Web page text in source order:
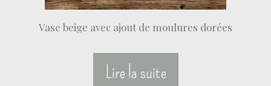
Vase beige avec ajout de moulures dorées
Lire la suite